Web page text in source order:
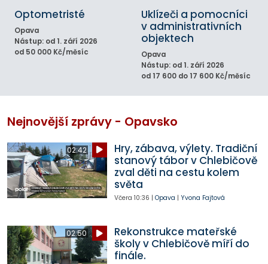
Optometristé
Opava
Nástup: od 1. září 2026
od 50 000 Kč/měsíc
Uklízeči a pomocníci
v administrativních
objektech
Opava
Nástup: od 1. září 2026
od 17 600 do 17 600 Kč/měsíc
Nejnovější zprávy - Opavsko
02:42
Hry, zábava, výlety. Tradiční
stanový tábor v Chlebičově
zval děti na cestu kolem
světa
Včera 10:36 | Opava | Yvona Fajtová
02:50
Rekonstrukce mateřské
školy v Chlebičově míří do
finále.